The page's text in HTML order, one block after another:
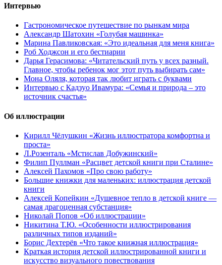
Интервью
Гастрономическое путешествие по рынкам мира
Александр Шатохин «Голубая машинка»
Марина Павликовская: «Это идеальная для меня книга»
Роб Ходжсон и его бестиарии
Дарья Герасимова: «Читательский путь у всех разный.
Главное, чтобы ребенок мог этот путь выбирать сам»
Мона Оляля, которая так любит играть с буквами
Интервью с Кадзуо Ивамура: «Семья и природа – это
источник счастья»
Об иллюстрации
Кирилл Чёлушкин «Жизнь иллюстратора комфортна и
проста»
Л.Розенталь «Мстислав Добужинский»
Филип Пуллман «Расцвет детской книги при Сталине»
Алексей Пахомов «Про свою работу»
Большие книжки для маленьких: иллюстрация детской
книги
Алексей Копейкин «Душевное тепло в детской книге —
самая драгоценная субстанция»
Николай Попов «Об иллюстрации»
Никитина Т.Ю. «Особенности иллюстрирования
различных типов изданий»
Борис Дехтерёв «Что такое книжная иллюстрация»
Краткая история детской иллюстрированной книги и
искусство визуального повествования